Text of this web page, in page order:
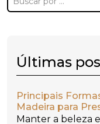
Últimas
Principais
Madeira para
Manter a beleza